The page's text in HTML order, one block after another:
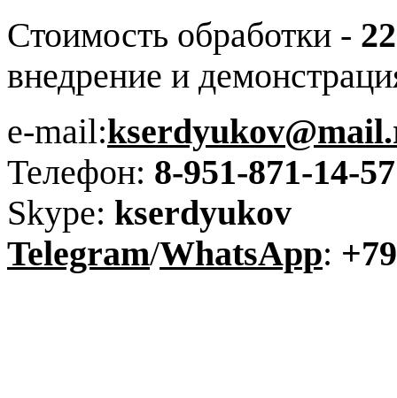
Стоимость обработки -
внедрение и
e-mail:
Телефон: 8-951-871-14-57
Skype: kserdyukov
Telegram/WhatsApp: